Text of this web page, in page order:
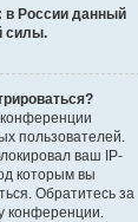
в России данный
силы.
пользователей.
ваш IP-
которым вы
Обратитесь за
конференции.